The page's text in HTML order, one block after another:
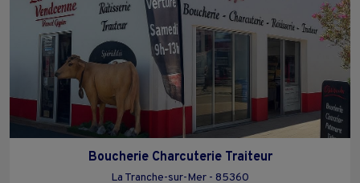
Boucherie Charcuterie Traiteur
La Tranche-sur-Mer - 85360